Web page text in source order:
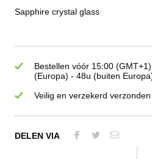
Sapphire crystal glass
Bestellen vóór 15:00
(Europa) - 48u (buiten
Veilig en verzekerd verzonden
DELEN VIA